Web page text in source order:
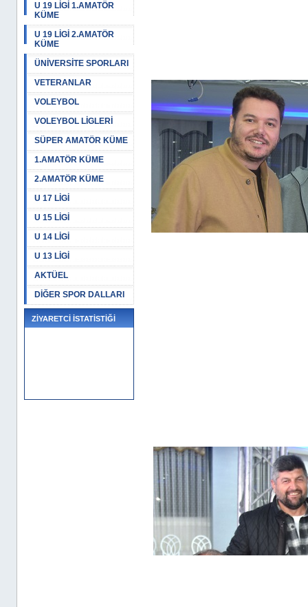
U 19 LİGİ 1.AMATÖR
KÜME
U 19 LİGİ 2.AMATÖR
KÜME
ÜNİVERSİTE SPORLARI
VETERANLAR
VOLEYBOL
VOLEYBOL LİGLERİ
SÜPER AMATÖR KÜME
1.AMATÖR KÜME
2.AMATÖR KÜME
U 17 LİGİ
U 15 LİGİ
U 14 LİGİ
U 13 LİGİ
AKTÜEL
DİĞER SPOR DALLARI
ZİYARETCİ İSTATİSTİĞİ